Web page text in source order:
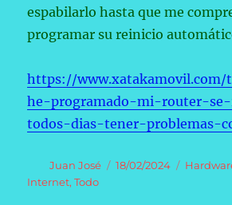
espabilarlo hasta que me
programar su reinicio
https://
he-programado-mi-router-
todos-dias-tener-problemas-
Autor
Juan José
Publicado
18/02/2024
Internet,Todo